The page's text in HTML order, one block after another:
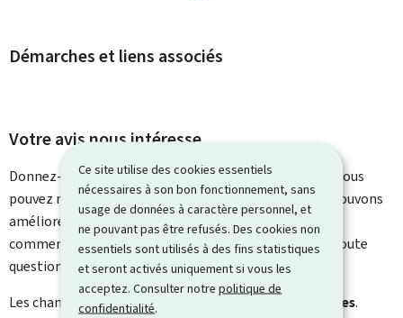
Ce site utilise des cookies essentiels
nécessaires à son bon fonctionnement, sans
usage de données à caractère personnel, et
ne pouvant pas être refusés. Des cookies non
essentiels sont utilisés à des fins statistiques
et seront activés uniquement si vous les
acceptez. Consulter notrepolitique de
confidentialité.
Démarches et liens associés
Votre avis nous intéresse
Donnez-nous votre avis sur le contenu de cette page. Vous
pouvez nous laisser un commentaire sur ce que nous pouvons
améliorer. Vous ne recevrez pas de réponse à votre
commentaire. Utilisez le formulaire de contact pour toute
question particulière.
Les champs marqués d’une étoile (
obligatoires.